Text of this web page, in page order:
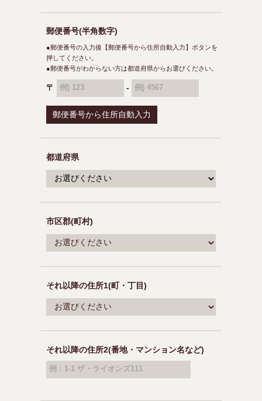
郵便番号(半角数字)
●郵便番号の入力後【郵便番号から住所自動入力】ボタンを
押してください。
●郵便番号がわからない方は都道府県からお選びください。
〒 例) 123 - 例) 4567
都道府県
市区郡(町村)
それ以降の住所1(町・丁目)
それ以降の住所2(番地・マンション名など)
例：1-1 ザ・ライオンズ111